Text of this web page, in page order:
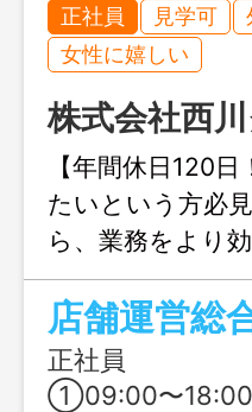
正社員 見学可
女性に嬉しい
株式会社西
【年間休日120
たいという方必
ら、業務をより
事です。人の役
ある、いつか自
ったりですよ！
店舗運営総
正社員
①09:00〜18:00 ②06:00〜15:00 ③15:00〜00:00 ④6:00～00:00